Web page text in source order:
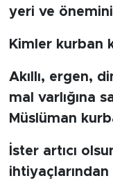
yeri ve önemini
Kimler kurban
Akıllı, ergen,
mal varlığına
Müslüman
İster artıcı